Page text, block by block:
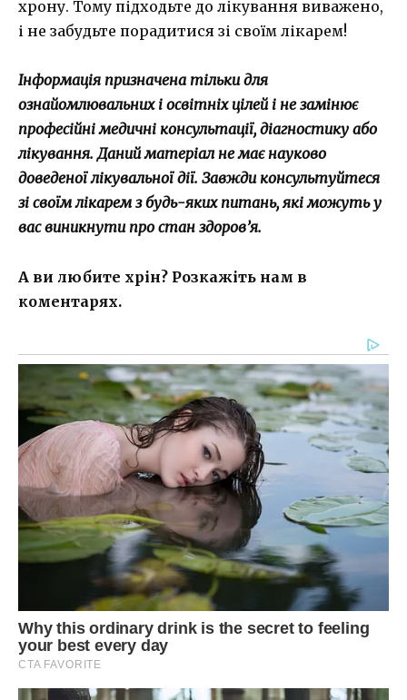
хрону. Тому підходьте до лікування виважено,
і не забудьте порадитися зі своїм лікарем!
Інформація призначена тільки для
ознайомлювальних і освітніх цілей і не замінює
професійні медичні консультації, діагностику або
лікування. Даний матеріал не має науково
доведеної лікувальної дії. Завжди консультуйтеся
зі своїм лікарем з будь-яких питань, які можуть у
вас виникнути про стан здоров’я.
А ви любите хрін? Розкажіть нам в
коментарях.